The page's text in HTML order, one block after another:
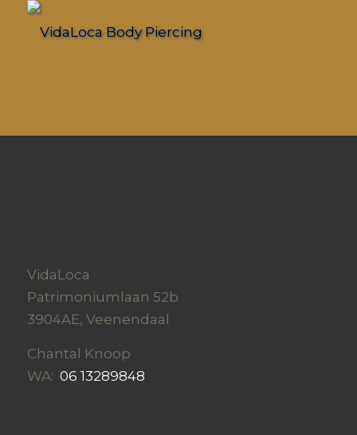
VidaLoca
Patrimoniumlaan 52b
3904AE, Veenendaal
Chantal Knoop
WA: 06 13289848